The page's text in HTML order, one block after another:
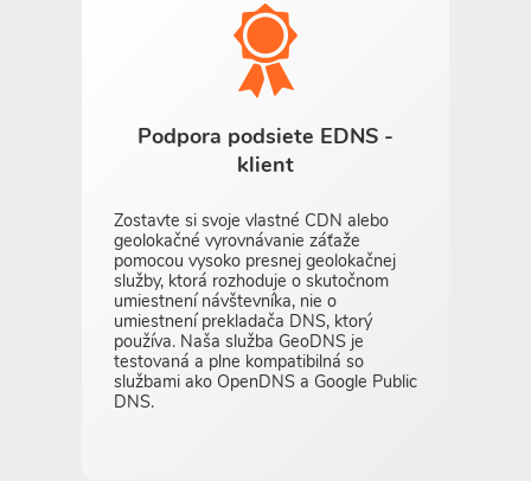
Podpora podsiete EDNS -
klient
Zostavte si svoje vlastné CDN alebo
geolokačné vyrovnávanie záťaže
pomocou vysoko presnej geolokačnej
služby, ktorá rozhoduje o skutočnom
umiestnení návštevníka, nie o
umiestnení prekladača DNS, ktorý
používa. Naša služba GeoDNS je
testovaná a plne kompatibilná so
službami ako OpenDNS a Google Public
DNS.